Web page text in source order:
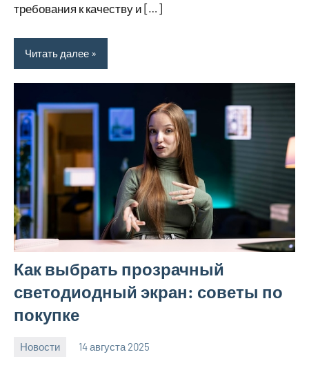
требования к качеству и […]
Читать далее
Как выбрать прозрачный
светодиодный экран: советы по
покупке
Новости 14 августа 2025